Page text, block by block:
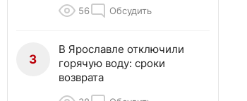
56 Обсудить
3
В Ярославле отключили
горячую воду: сроки
возврата